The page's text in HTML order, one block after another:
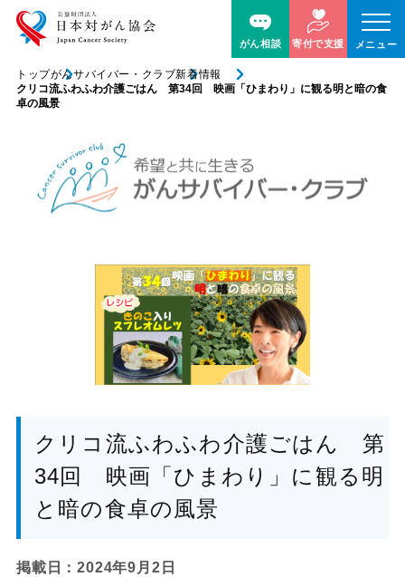
がん相談 寄付で支援 メニュー
トップがんサバイバー・クラブ新着情報
クリコ流ふわふわ介護ごはん 第34回 映画「ひまわり」に観る明と暗の食
卓の風景
クリコ流ふわふわ介護ごはん 第
34回 映画「ひまわり」に観る明
と暗の食卓の風景
掲載日：2024年9月2日